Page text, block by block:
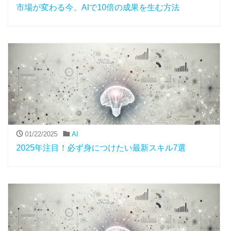
市場が変わる今、AIで10倍の成果を生む方法
01/22/2025 AI
2025年注目！必ず身につけたい最新スキル7選